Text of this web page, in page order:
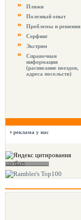
Пляжи
Полезный опыт
Проблемы и решения
Серфинг
Экстрим
Справочная
информация
(расписание поездов,
адреса посольств)
реклама у нас